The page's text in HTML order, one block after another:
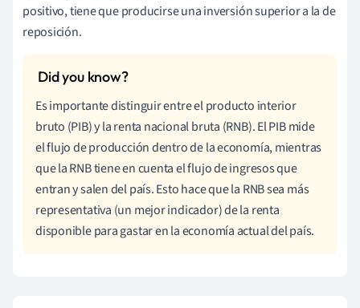
positivo, tiene que producirse una inversión superior a la de
reposición.
Es importante distinguir entre el producto interior
bruto (PIB) y la renta nacional bruta (RNB). El PIB mide
el flujo de producción dentro de la economía, mientras
que la RNB tiene en cuenta el flujo de ingresos que
entran y salen del país. Esto hace que la RNB sea más
representativa (un mejor indicador) de la renta
disponible para gastar en la economía actual del país.